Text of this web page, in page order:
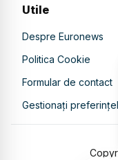
Utile
Despre Euronews
Politica Cookie
Formular de contact
Gestionați